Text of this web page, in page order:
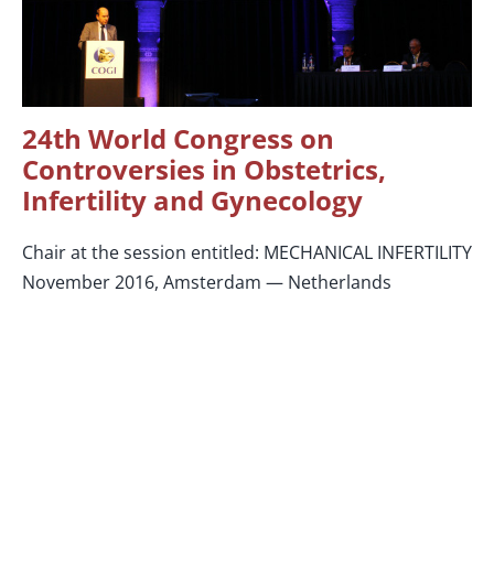
24th World Congress on
Controversies in Obstetrics,
Infertility and Gynecology
Chair at the session entitled: MECHANICAL INFERTILITY
November 2016, Amsterdam — Netherlands